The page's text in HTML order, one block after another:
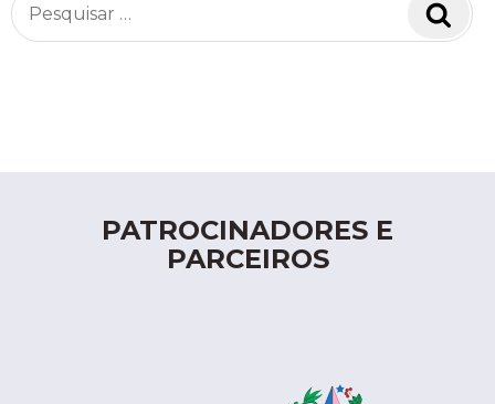
por:
PATROCINADORES E
PARCEIROS